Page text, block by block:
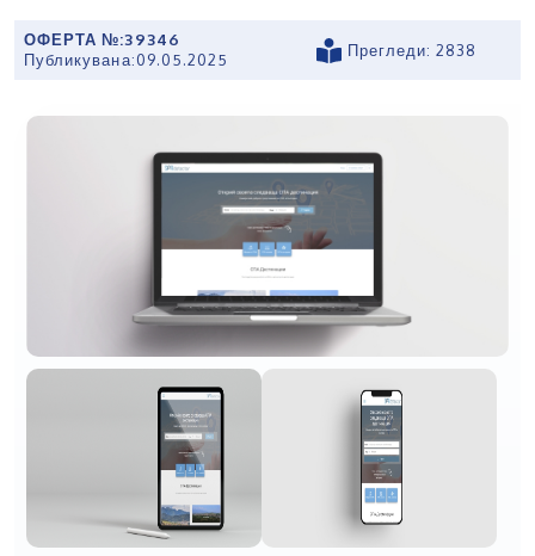
ОФЕРТА №:39346
Публикувана:09.05.2025
Прегледи: 2838